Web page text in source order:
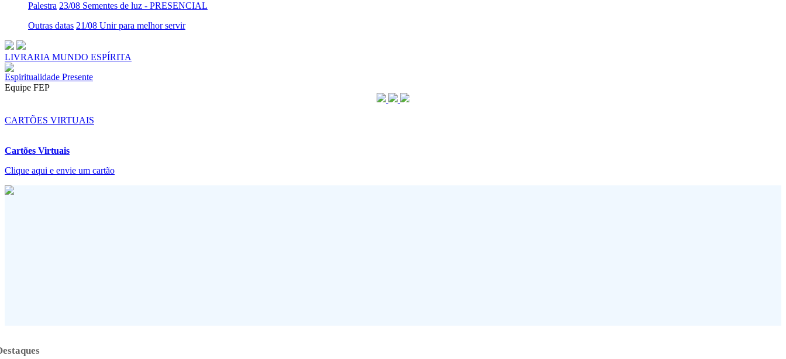
Palestra 23/08 Sementes de luz - PRESENCIAL
Outras datas 21/08 Unir para melhor servir
LIVRARIA MUNDO ESPÍRITA
Espiritualidade Presente
Equipe FEP
CARTÕES VIRTUAIS
Cartões Virtuais
Clique aqui e envie um cartão